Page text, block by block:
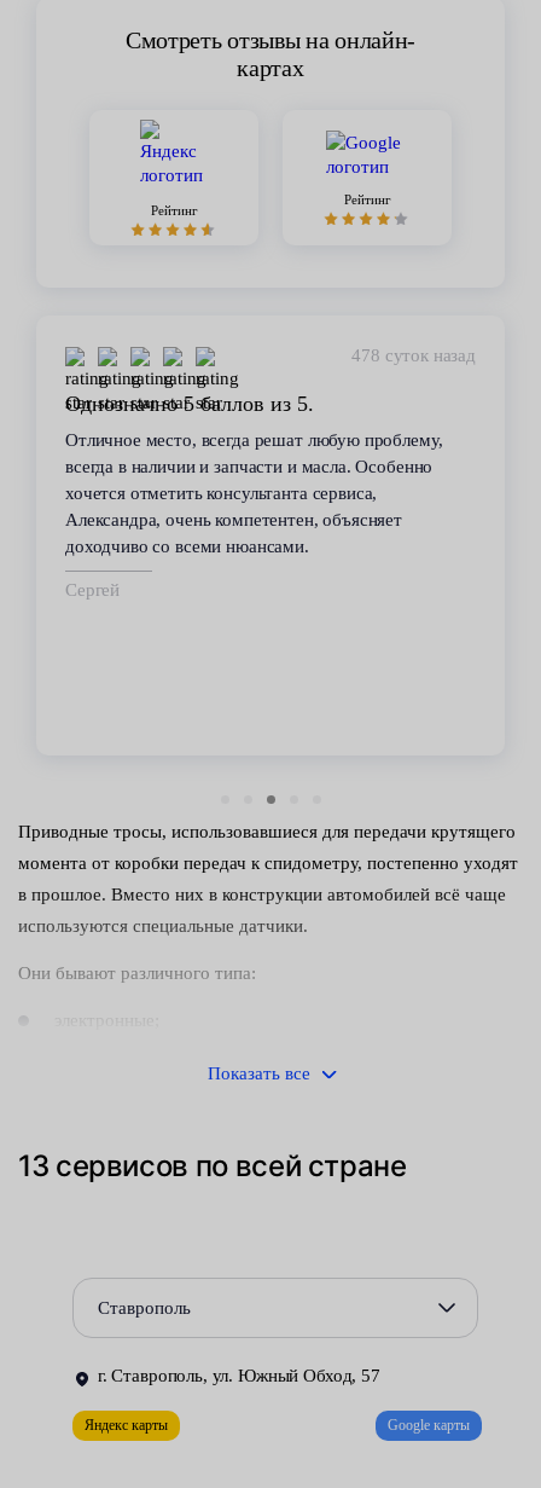
Смотреть отзывы на онлайн-
картах
Рейтинг
Рейтинг
449 суток назад
Стабильное качество
В течение 6 лет пользуюсь услугами данного
сервиса. Высокий профессионализм персонала
всегда помогал решить возникающие с
автомобилем проблемы. Все работы по
техобслуживанию проводились качественно и в
срок.
Приводные тросы, использовавшиеся для передачи крутящего
момента от коробки передач к спидометру, постепенно уходят
в прошлое. Вместо них в конструкции автомобилей всё чаще
используются специальные датчики.
Они бывают различного типа:
бесконтактные.
надёжность, подобное оборудование, пусть и редко, но всё-
таки выходит из строя. Это приводит к тому, что спидометр
погрешностью.
Получая недостоверную информацию, водитель может
Показать все
13 сервисов по всей стране
Ставрополь
г. Ставрополь, ул. Южный Обход, 57
Яндекс карты Google карты